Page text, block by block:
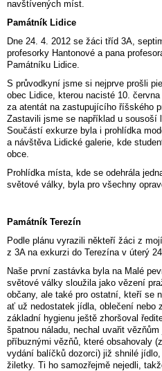
navštívených míst.
Památník Lidice
Dne 24. 4. 2012 se žáci tříd 3A,
profesorky Hantonové a pana
Památníku Lidice.
S průvodkyní jsme si nejprve prošli
obec Lidice, kterou nacisté 10.
za atentát na zastupujícího říšského
Zastavili jsme se například u
Součástí exkurze byla i prohlídka
a návštěva Lidické galerie, kde
obce.
Prohlídka místa, kde se odehrála
světové války, byla pro všechny
Památník Terezín
Podle plánu vyrazili někteří žáci z
z 3A na exkurzi do Terezína v úterý
Naše první zastávka byla na Malé
světové války sloužila jako vězení
občany, ale také pro ostatní, kteří se
ať už nedostatek jídla, oblečení nebo
základní hygienu ještě zhoršoval
špatnou náladu, nechal uvařit
příbuznými vězňů, které obsahovaly
vydání balíčků dozorci) již shnilé
žiletky. Ti ho samozřejmě nejedli,